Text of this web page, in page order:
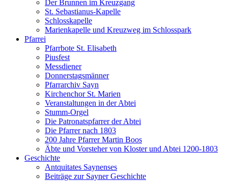
Der Brunnen im Kreuzgang
St. Sebastianus-Kapelle
Schlosskapelle
Marienkapelle und Kreuzweg im Schlosspark
Pfarrei
Pfarrbote St. Elisabeth
Piusfest
Messdiener
Donnerstagsmänner
Pfarrarchiv Sayn
Kirchenchor St. Marien
Veranstaltungen in der Abtei
Stumm-Orgel
Die Patronatspfarrer der Abtei
Die Pfarrer nach 1803
200 Jahre Pfarrer Martin Boos
Äbte und Vorsteher von Kloster und Abtei 1200-1803
Geschichte
Antquitates Saynenses
Beiträge zur Sayner Geschichte